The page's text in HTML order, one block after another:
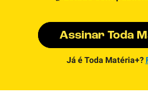
Assinar Toda
Já é Toda Matéria+?